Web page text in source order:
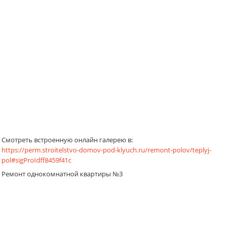
Смотреть встроенную онлайн галерею в:
https://perm.stroitelstvo-domov-pod-klyuch.ru/remont-polov/teplyj-
pol#sigProIdff8459f41c
Ремонт однокомнатной квартиры №3